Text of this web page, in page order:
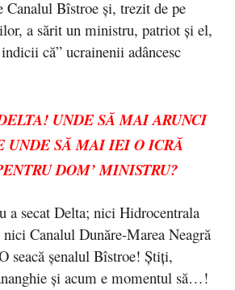
Canalul Bîstroe și, trezit de pe
a sărit un ministru, patriot și el,
că” ucrainenii adâncesc
UNDE SĂ MAI ARUNCI
UNDE SĂ MAI IEI O ICRĂ
DOM’ MINISTRU?
a secat Delta; nici Hidrocentrala
Canalul Dunăre-Marea Neagră
seacă șenalul Bîstroe! Știți,
și acum e momentul să…!